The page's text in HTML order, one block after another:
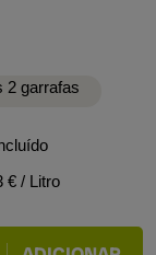
2 garrafas
€ / Litro